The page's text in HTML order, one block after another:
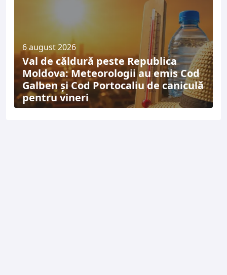
6 august 2026
Val de căldură peste Republica
Moldova: Meteorologii au emis Cod
Galben și Cod Portocaliu de caniculă
pentru vineri